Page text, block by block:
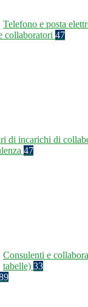
Telefono e posta
collaboratori 47
di incarichi di
47
Consulenti e
tabelle) 33